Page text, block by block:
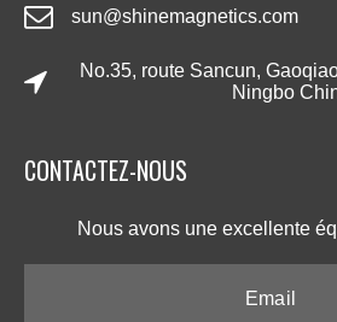
sun@shinemagnetics.com
No.35, route Sancun,
Ningbo
CONTACTEZ-NOUS​​​​​​​
Nous avons une excellente